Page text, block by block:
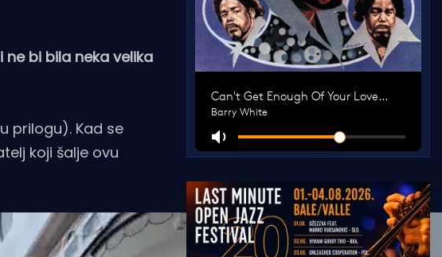
bi bila neka velika
prilogu). Kad se
koji šalje ovu